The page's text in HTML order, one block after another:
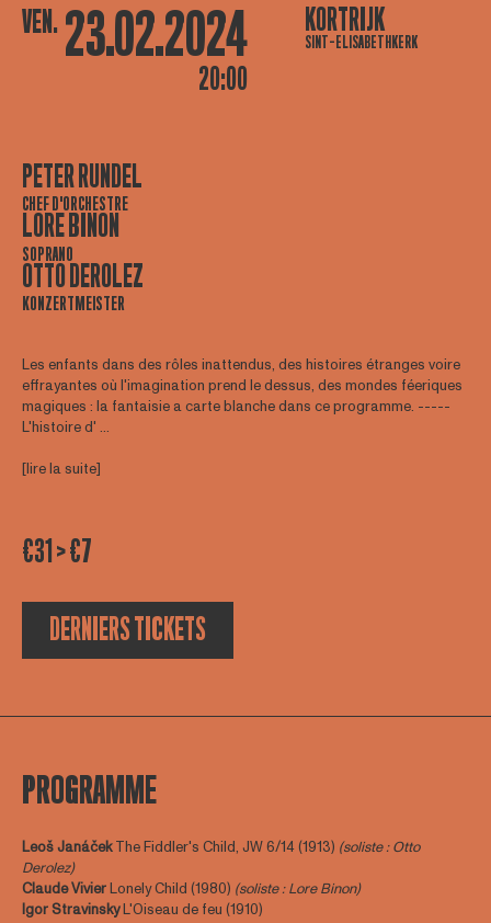
VEN. 23.02.2024
20:00
KORTRIJK
SINT-ELISABETHKERK
PETER RUNDEL
CHEF D'ORCHESTRE
LORE BINON
SOPRANO
OTTO DEROLEZ
KONZERTMEISTER
Les enfants dans des rôles inattendus, des histoires étranges voire
effrayantes où l'imagination prend le dessus, des mondes féeriques
magiques : la fantaisie a carte blanche dans ce programme. -----
L'histoire d' ...
[lire la suite]
€31 > €7
DERNIERS TICKETS
PROGRAMME
Leoš JanáčekThe Fiddler's Child, JW 6/14 (1913) (soliste : Otto
Derolez)
Claude VivierLonely Child (1980) (soliste : Lore Binon)
Igor StravinskyL'Oiseau de feu (1910)